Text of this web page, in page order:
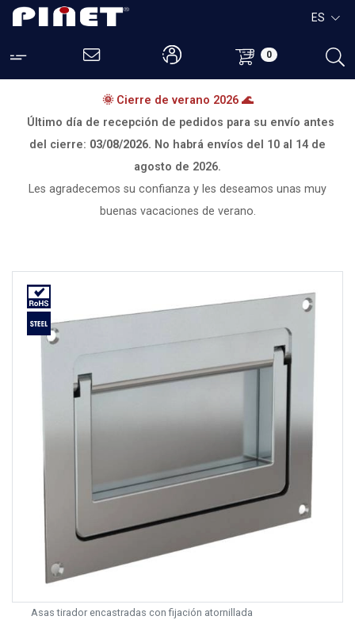
0
ES
🌞 Cierre de verano 2026 🌊
Último día de recepción de pedidos para su envío antes
del cierre: 03/08/2026. No habrá envíos del 10 al 14 de
agosto de 2026.
Les agradecemos su confianza y les deseamos unas muy
buenas vacaciones de verano.
Asas tirador encastradas con fijación atornillada